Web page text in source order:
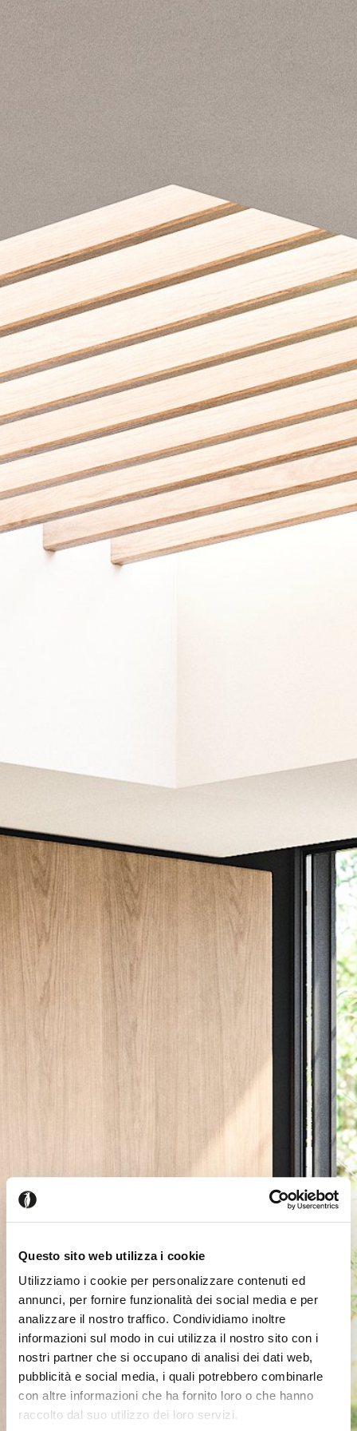
Questo sito web utilizza i cookie
Utilizziamo i cookie per personalizzare contenuti ed
annunci, per fornire funzionalità dei social media e per
analizzare il nostro traffico. Condividiamo inoltre
informazioni sul modo in cui utilizza il nostro sito con i
nostri partner che si occupano di analisi dei dati web,
pubblicità e social media, i quali potrebbero combinarle
con altre informazioni che ha fornito loro o che hanno
raccolto dal suo utilizzo dei loro servizi.